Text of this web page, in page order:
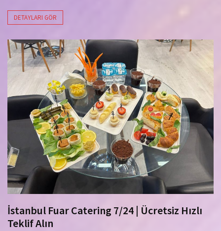
DETAYLARI GÖR
İstanbul Fuar Catering 7/24 | Ücretsiz Hızlı
Teklif Alın